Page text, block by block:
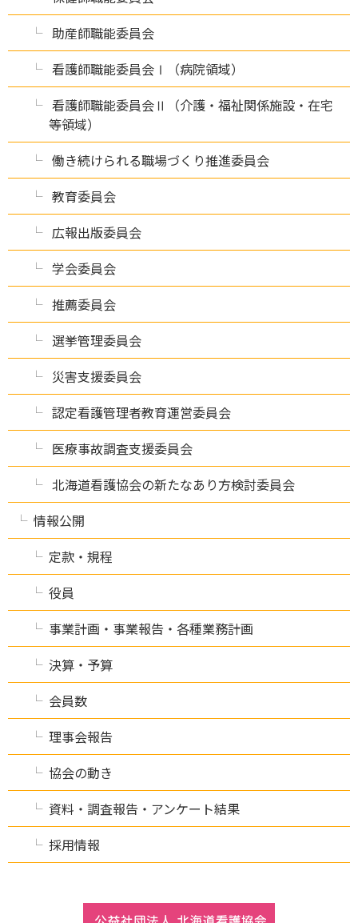
助産師職能委員会
看護師職能委員会Ⅰ（病院領域）
看護師職能委員会Ⅱ（介護・福祉関係施設・在宅
等領域）
働き続けられる職場づくり推進委員会
教育委員会
広報出版委員会
学会委員会
推薦委員会
選挙管理委員会
災害支援委員会
認定看護管理者教育運営委員会
医療事故調査支援委員会
北海道看護協会の新たなあり方検討委員会
情報公開
定款・規程
役員
事業計画・事業報告・各種業務計画
決算・予算
会員数
理事会報告
協会の動き
資料・調査報告・アンケート結果
採用情報